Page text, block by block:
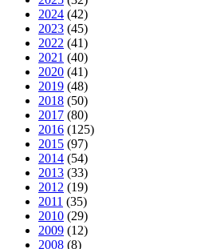
2024 (42)
2023 (45)
2022 (41)
2021 (40)
2020 (41)
2019 (48)
2018 (50)
2017 (80)
2016 (125)
2015 (97)
2014 (54)
2013 (33)
2012 (19)
2011 (35)
2010 (29)
2009 (12)
2008 (8)